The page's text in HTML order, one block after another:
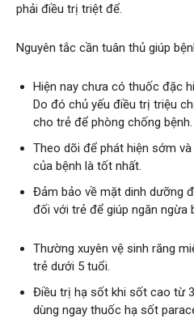
phải điều trị triệt để.
Nguyên tắc cần tuân thủ giúp
Hiện nay chưa có thuốc đặc
Do đó chủ yếu điều trị triệu
cho trẻ để phòng chống bệnh.
Theo dõi để phát hiện sớm
của bệnh là tốt nhất.
Đảm bảo về mặt dinh dưỡng
đối với trẻ để giúp ngăn ngừa
Thường xuyên vệ sinh răng
trẻ dưới 5 tuổi.
Điều trị hạ sốt khi sốt cao từ
dùng ngay thuốc hạ sốt